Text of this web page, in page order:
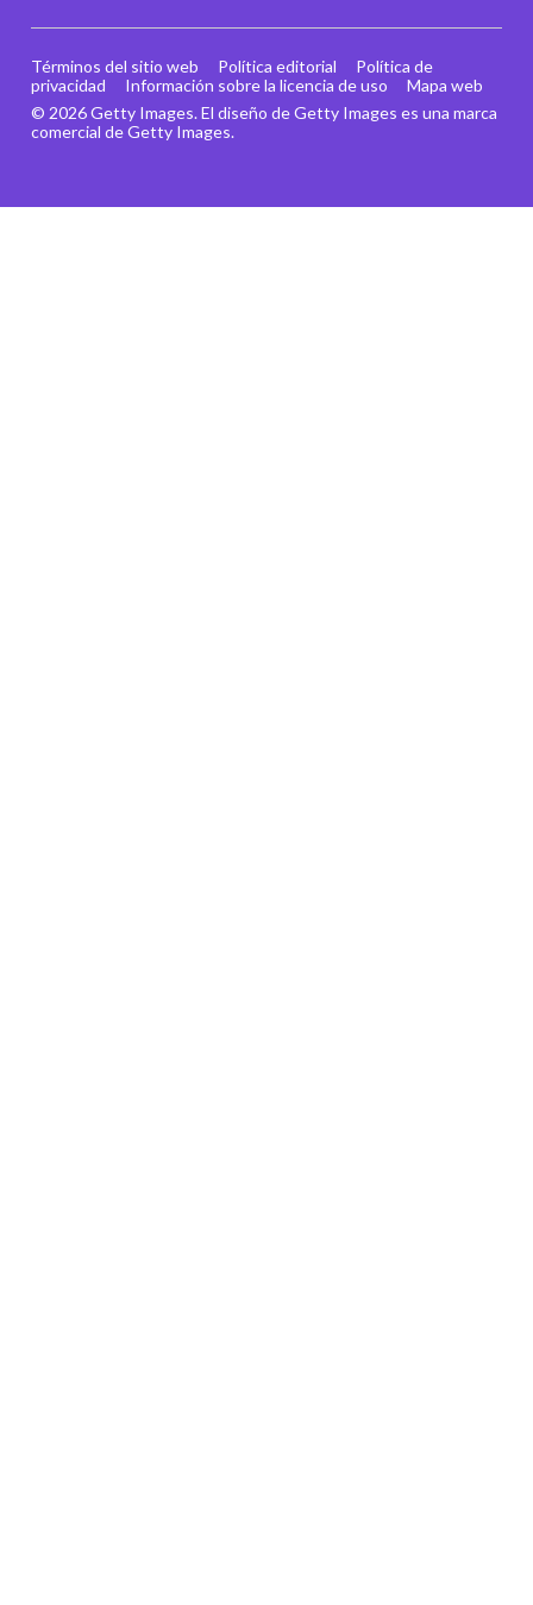
© 2026 Getty Images. El diseño de Getty Images es una marca
comercial de Getty Images.
Términos del sitio web Política editorial
Política de
privacidad
Información sobre la licencia de uso Mapa web